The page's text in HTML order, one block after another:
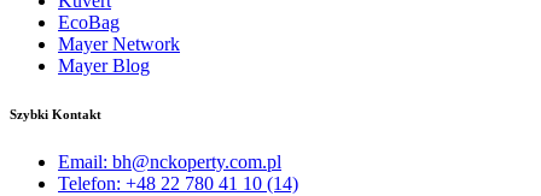
EcoBag
Mayer Network
Mayer Blog
Szybki Kontakt
Email: bh@nckoperty.com.pl
Telefon: +48 22 780 41 10 (14)